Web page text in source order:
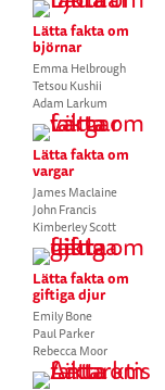
Lätta fakta om
björnar
Emma Helbrough
Tetsou Kushii
Adam Larkum
Lätta fakta om
vargar
James Maclaine
John Francis
Kimberley Scott
Lätta fakta om
giftiga djur
Emily Bone
Paul Parker
Rebecca Moor